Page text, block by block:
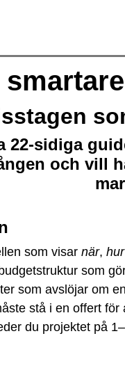
22-sidiga
och vill
som visar när, hur
som
som avslöjar om
stå i en offert
du projektet på